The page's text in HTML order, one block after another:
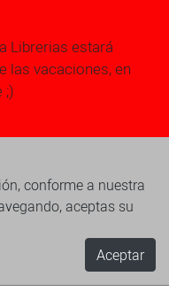
Librerias estará
las vacaciones, en
;)
conforme a nuestra
aceptas su
Aceptar